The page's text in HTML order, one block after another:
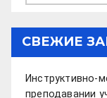
СВЕЖИЕ
Инструктивно-
преподавании